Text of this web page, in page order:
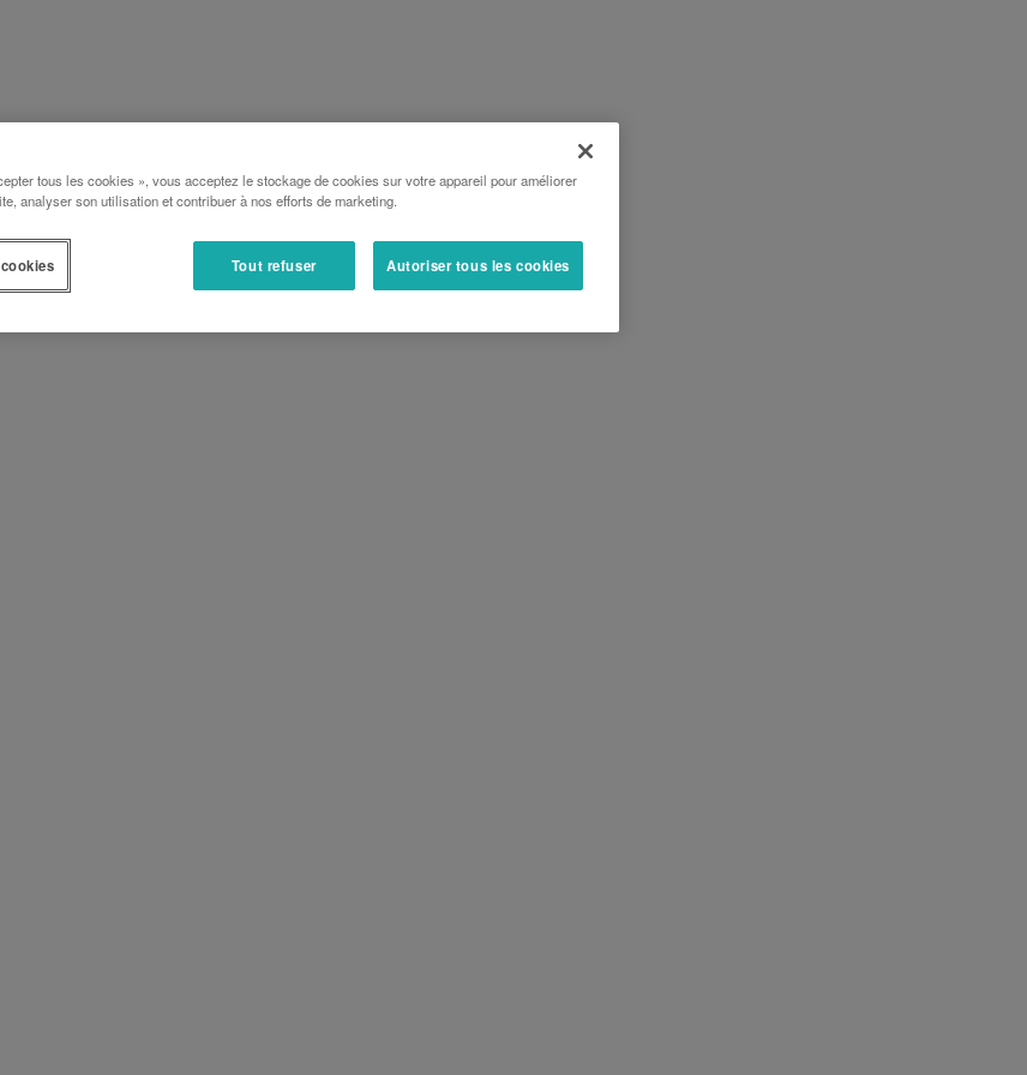
tous les cookies », vous acceptez le stockage de cookies sur votre appareil pour améliorer
analyser son utilisation et contribuer à nos efforts de marketing.
Tout refuser Autoriser tous les cookies